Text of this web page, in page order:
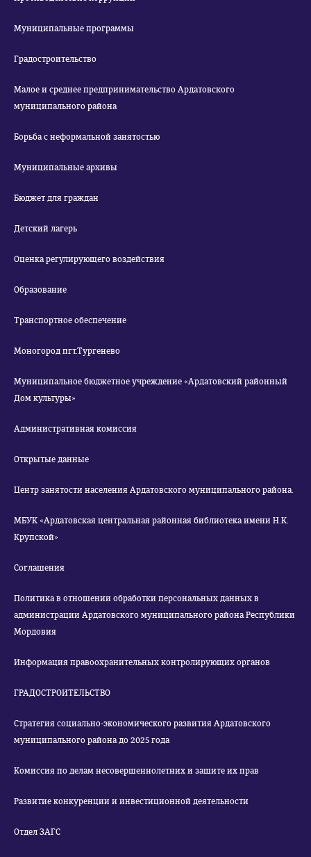
Муниципальные программы
Градостроительство
Малое и среднее предпринимательство Ардатовского
муниципального района
Борьба с неформальной занятостью
Муниципальные архивы
Бюджет для граждан
Детский лагерь
Оценка регулирующего воздействия
Образование
Транспортное обеспечение
Моногород пгт.Тургенево
Муниципальное бюджетное учреждение «Ардатовский районный
Дом культуры»
Административная комиссия
Открытые данные
Центр занятости населения Ардатовского муниципального района.
МБУК «Ардатовская центральная районная библиотека имени Н.К.
Крупской»
Соглашения
Политика в отношении обработки персональных данных в
администрации Ардатовского муниципального района Республики
Мордовия
Информация правоохранительных контролирующих органов
ГРАДОСТРОИТЕЛЬСТВО
Стратегия социально-экономического развития Ардатовского
муниципального района до 2025 года
Комиссия по делам несовершеннолетних и защите их прав
Развитие конкуренции и инвестиционной деятельности
Отдел ЗАГС